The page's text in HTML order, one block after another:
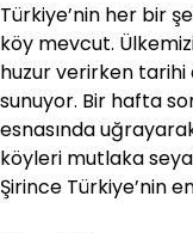
Türkiye’nin her bir
köy mevcut.
huzur verirken tarihi
sunuyor. Bir hafta
esnasında
köyleri mutlaka
Şirince Türkiye’nin